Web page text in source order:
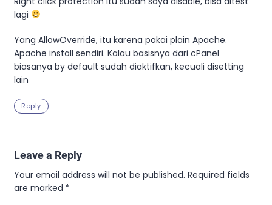
lagi
Yang AllowOverride, itu karena pakai plain Apache.
Apache install sendiri. Kalau basisnya dari cPanel
biasanya by default sudah diaktifkan, kecuali disetting
lain
Reply
Leave a Reply
Your email address will not be published. Required fields
are marked *